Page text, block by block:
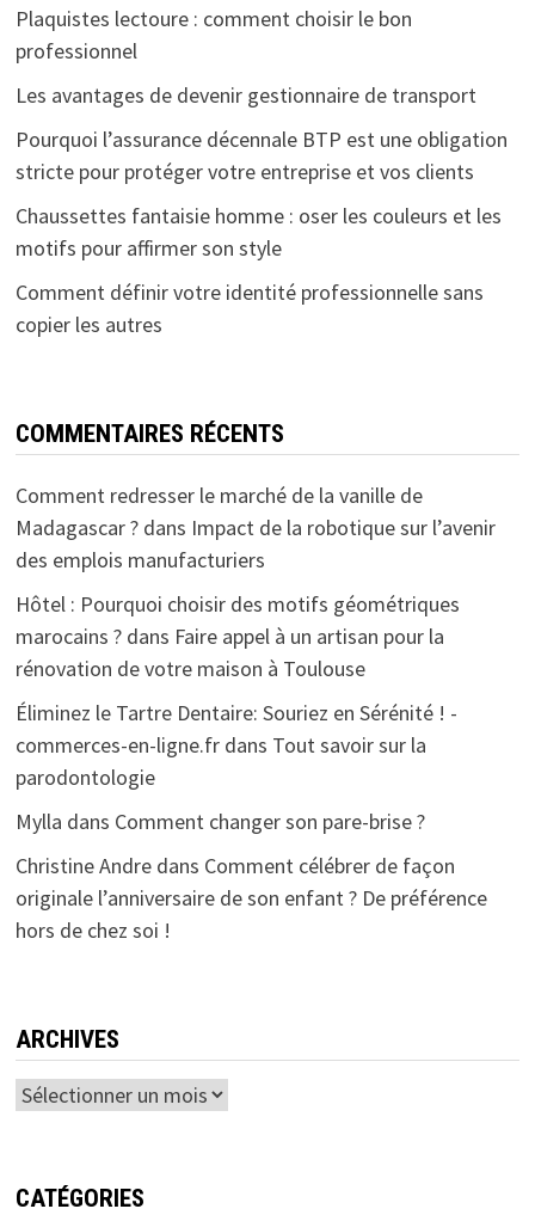
Plaquistes lectoure : comment choisir le bon
professionnel
Les avantages de devenir gestionnaire de transport
Pourquoi l’assurance décennale BTP est une obligation
stricte pour protéger votre entreprise et vos clients
Chaussettes fantaisie homme : oser les couleurs et les
motifs pour affirmer son style
Comment définir votre identité professionnelle sans
copier les autres
COMMENTAIRES RÉCENTS
Comment redresser le marché de la vanille de
Madagascar ?dans Impact de la robotique sur l’avenir
des emplois manufacturiers
Hôtel : Pourquoi choisir des motifs géométriques
marocains ?dans Faire appel à un artisan pour la
rénovation de votre maison à Toulouse
Éliminez le Tartre Dentaire: Souriez en Sérénité ! -
commerces-en-ligne.frdans Tout savoir sur la
parodontologie
Mylla dans Comment changer son pare-brise ?
Christine Andredans Comment célébrer de façon
originale l’anniversaire de son enfant ? De préférence
hors de chez soi !
ARCHIVES
Archives
CATÉGORIES